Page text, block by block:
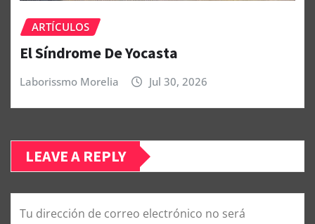
ARTÍCULOS
El Síndrome De Yocasta
Laborissmo Morelia Jul 30, 2026
LEAVE A REPLY
Tu dirección de correo electrónico no será